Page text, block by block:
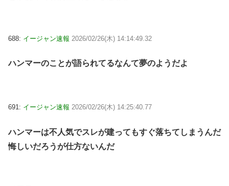
688: イージャン速報 2026/02/26(木) 14:14:49.32
ハンマーのことが語られてるなんて夢のようだよ
691: イージャン速報 2026/02/26(木) 14:25:40.77
ハンマーは不人気でスレが建ってもすぐ落ちてしまうんだ
悔しいだろうが仕方ないんだ